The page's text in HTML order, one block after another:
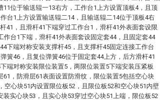
11位于输送辊一13右方，工作台1上方设置顶板4，且顶
台1上方设置输送辊二14，且输送辊二14位于顶板4右
41，且滑杆41下端穿过工作台1，滑杆41外表面套设限
作台1下端，滑杆41外表面套设固定套44，且固定套44
下端对称安装支撑杆45，且支撑杆45固定连接工作台
簧46，且复位弹簧46位于固定套44上方，后方滑杆41
端对称安装限位装置5，两限位装置5下端安装压紧板
61，防滑层61表面设置防滑纹，限位装置5包括空心块
空心块51内设置限位板52，且限位板52和空心块51内壁
装实心块53，且实心块53穿过空心块51上端，限位板52